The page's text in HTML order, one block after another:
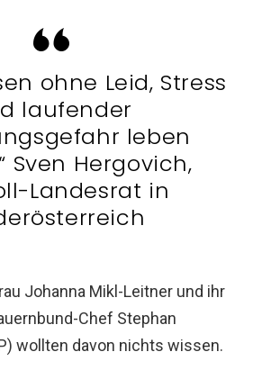
ohne Leid, Stress
laufender
leben
Sven Hergovich,
Landesrat in
Johanna Mikl-Leitner und ihr
Chef Stephan
wollten davon nichts wissen.